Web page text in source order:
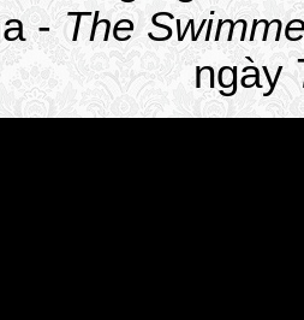
-The
ngày